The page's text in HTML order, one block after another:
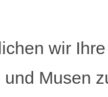
wir
und Musen